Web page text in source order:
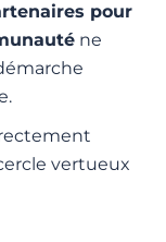
pour
ne
vertueux